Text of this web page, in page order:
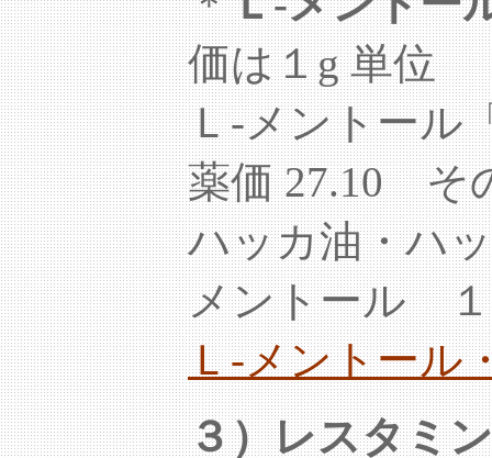
価は１g 単位
Ｌ-メントール
薬価 27.10 そ
ハッカ油・ハ
メントール
Ｌ-メントール
３）レスタミ